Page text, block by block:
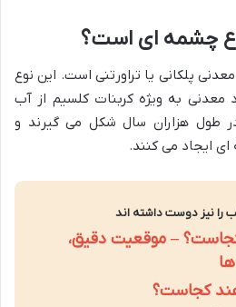
چشمه ای است؟
پلکانی یا تراورتنی است. این نوع
به ویژه کربنات کلسیم از آب
طول هزاران سال شکل می گیرند و
ایجاد می کنند.
را نیز دوست داشته اند
کجاست؟ – موقعیت دقیق،
کجاست؟